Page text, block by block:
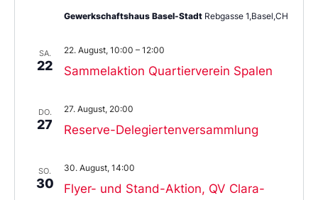
Gewerkschaftshaus Basel-Stadt Rebgasse 1,Basel,CH
SA.
22 Sammelaktion Quartierverein Spalen
22. August, 10:00 – 12:00
DO.
27 Reserve-Delegiertenversammlung
27. August, 20:00
SO.
30
Flyer- und Stand-Aktion, QV Clara-
30. August, 14:00